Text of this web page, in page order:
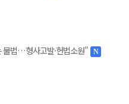
불법…형사고발·헌법소원" N